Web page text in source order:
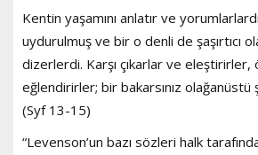
Kentin yaşamını anlatır ve
uydurulmuş ve bir o denli de şaşırtıcı
dizerlerdi. Karşı çıkarlar ve
eğlendirirler; bir bakarsınız olağanüstü
(Syf 13-15)
“Levenson’un bazı sözleri halk